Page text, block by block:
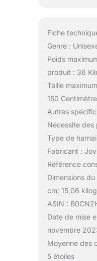
Fiche
Genre :
Poids
produit : 36
Taille
150
Autres
Nécessite des
Type de
Fabricant :
Référence
Dimensions
cm; 15,06
ASIN :
Date de mise
novembre
Moyenne des
5 étoiles